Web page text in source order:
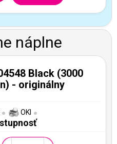
náplne
Black (3000
- originálny
OKI